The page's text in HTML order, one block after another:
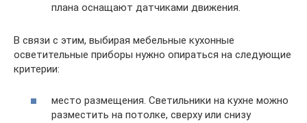
плана оснащают датчиками движения.
В связи с этим, выбирая мебельные кухонные
осветительные приборы нужно опираться на следующие
критерии:
место размещения. Светильники на кухне можно
разместить на потолке, сверху или снизу